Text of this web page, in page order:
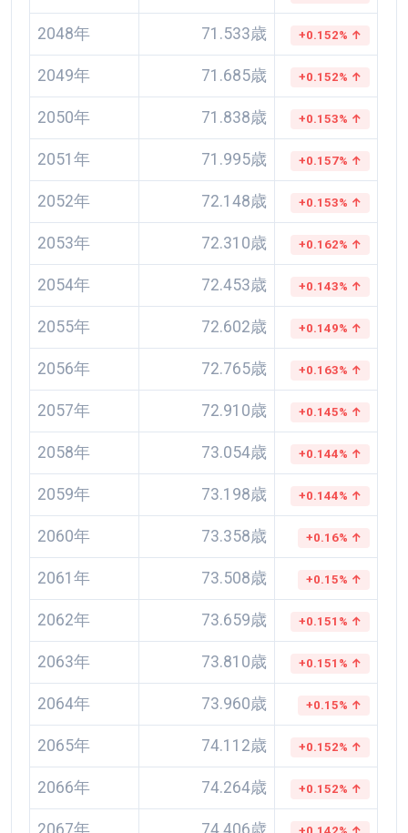
2048年 71.533歳 +0.152% ↑
2049年 71.685歳 +0.152% ↑
2050年 71.838歳 +0.153% ↑
2051年 71.995歳 +0.157% ↑
2052年 72.148歳 +0.153% ↑
2053年 72.310歳 +0.162% ↑
2054年 72.453歳 +0.143% ↑
2055年 72.602歳 +0.149% ↑
2056年 72.765歳 +0.163% ↑
2057年 72.910歳 +0.145% ↑
2058年 73.054歳 +0.144% ↑
2059年 73.198歳 +0.144% ↑
2060年 73.358歳 +0.16% ↑
2061年 73.508歳 +0.15% ↑
2062年 73.659歳 +0.151% ↑
2063年 73.810歳 +0.151% ↑
2064年 73.960歳 +0.15% ↑
2065年 74.112歳 +0.152% ↑
2066年 74.264歳 +0.152% ↑